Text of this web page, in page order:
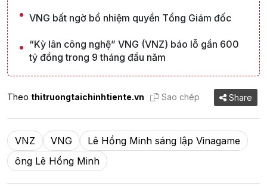
VNG bất ngờ bổ nhiệm quyền Tổng Giám đốc
“Kỳ lân công nghệ” VNG (VNZ) báo lỗ gần 600
tỷ đồng trong 9 tháng đầu năm
Theo thitruongtaichinhtiente.vn Sao chép Share
VNZ VNG
Lê Hồng Minh sáng lập Vinagame
ông Lê Hồng Minh